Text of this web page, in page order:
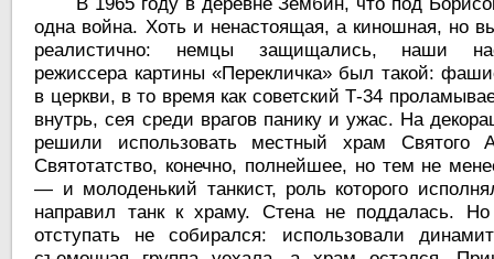
одна война. Хоть и ненастоящая, а киношная, но
реалистично: немцы защищались, наши
режиссера картины «Перекличка» был такой:
в церкви, в то время как советский Т-34
внутрь, сея среди врагов панику и ужас. На
решили использовать местный храм Святого
Святотатство, конечно, полнейшее, но тем не
— и молоденький танкист, роль которого
направил танк к храму. Стена не поддалась.
отступать не собирался: использовали